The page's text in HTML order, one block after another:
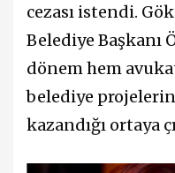
cezası istendi.
Belediye Başkanı
dönem hem
belediye
kazandığı ortaya